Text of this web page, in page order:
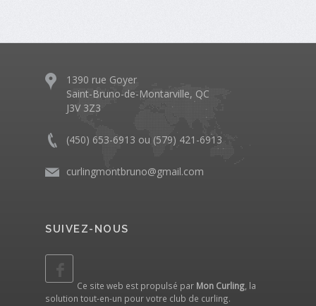
1390 rue Goyer
Saint-Bruno-de-Montarville, QC
J3V 3Z3
(450) 653-6913 ou (579) 421-6913
curlingmontbruno@gmail.com
SUIVEZ-NOUS
Ce site web est propulsé par Mon Curling , la
solution tout-en-un pour votre club de curling.